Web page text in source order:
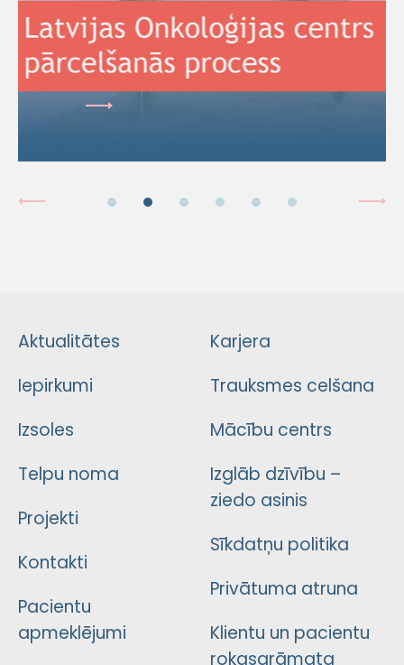
Aktualitātes
Iepirkumi
Izsoles
Telpu noma
Projekti
Kontakti
Pacientu
apmeklējumi
Karjera
Trauksmes celšana
Mācību centrs
Izglāb dzīvību –
ziedo asinis
Sīkdatņu politika
Privātuma atruna
Klientu un pacientu
rokasgrāmata